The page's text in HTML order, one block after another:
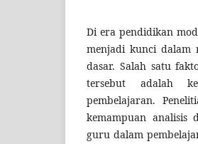
Di era pendidikan
menjadi kunci dalam
dasar. Salah satu
tersebut adalah
pembelajaran.
kemampuan analisis
guru dalam